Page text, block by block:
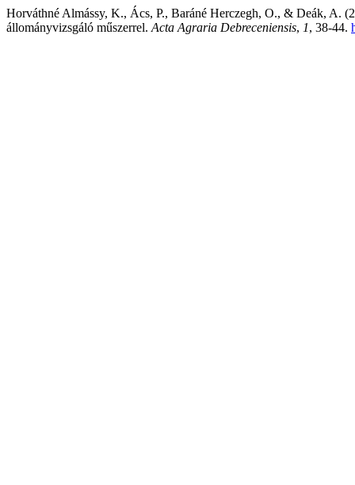
Horváthné Almássy, K., Ács, P., Baráné Herczegh, O., & Deák, A.
állományvizsgáló műszerrel. Acta Agraria Debreceniensis, 1, 38-44.